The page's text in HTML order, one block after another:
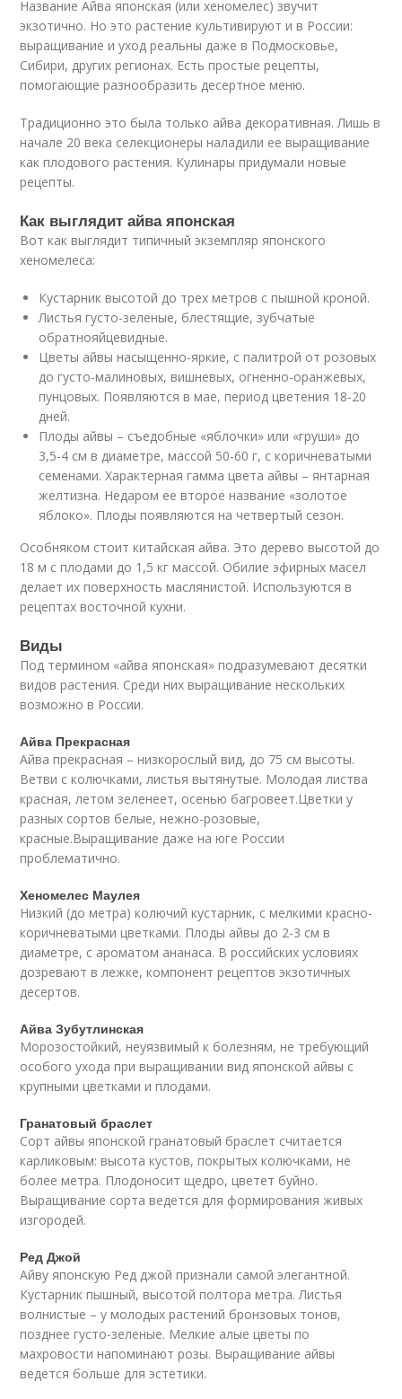
Название Айва японская (или хеномелес) звучит
экзотично. Но это растение культивируют и в России:
выращивание и уход реальны даже в Подмосковье,
Сибири, других регионах. Есть простые рецепты,
помогающие разнообразить десертное меню.
Традиционно это была только айва декоративная. Лишь в
начале 20 века селекционеры наладили ее выращивание
как плодового растения. Кулинары придумали новые
рецепты.
Как выглядит айва японская
Вот как выглядит типичный экземпляр японского
хеномелеса:
Кустарник высотой до трех метров с пышной кроной.
Листья густо-зеленые, блестящие, зубчатые
обратнояйцевидные.
Цветы айвы насыщенно-яркие, с палитрой от розовых
до густо-малиновых, вишневых, огненно-оранжевых,
пунцовых. Появляются в мае, период цветения 18-20
дней.
Плоды айвы – съедобные «яблочки» или «груши» до
3,5-4 см в диаметре, массой 50-60 г, с коричневатыми
семенами. Характерная гамма цвета айвы – янтарная
желтизна. Недаром ее второе название «золотое
яблоко». Плоды появляются на четвертый сезон.
Особняком стоит китайская айва. Это дерево высотой до
18 м с плодами до 1,5 кг массой. Обилие эфирных масел
делает их поверхность маслянистой. Используются в
рецептах восточной кухни.
Виды
Под термином «айва японская» подразумевают десятки
видов растения. Среди них выращивание нескольких
возможно в России.
Айва Прекрасная
Айва прекрасная – низкорослый вид, до 75 см высоты.
Ветви с колючками, листья вытянутые. Молодая листва
красная, летом зеленеет, осенью багровеет.Цветки у
разных сортов белые, нежно-розовые,
красные.Выращивание даже на юге России
проблематично.
Хеномелес Маулея
Низкий (до метра) колючий кустарник, с мелкими красно-
коричневатыми цветками. Плоды айвы до 2-3 см в
диаметре, с ароматом ананаса. В российских условиях
дозревают в лежке, компонент рецептов экзотичных
десертов.
Айва Зубутлинская
Морозостойкий, неуязвимый к болезням, не требующий
особого ухода при выращивании вид японской айвы с
крупными цветками и плодами.
Гранатовый браслет
Сорт айвы японской гранатовый браслет считается
карликовым: высота кустов, покрытых колючками, не
более метра. Плодоносит щедро, цветет буйно.
Выращивание сорта ведется для формирования живых
изгородей.
Ред Джой
Айву японскую Ред джой признали самой элегантной.
Кустарник пышный, высотой полтора метра. Листья
волнистые – у молодых растений бронзовых тонов,
позднее густо-зеленые. Мелкие алые цветы по
махровости напоминают розы. Выращивание айвы
ведется больше для эстетики.